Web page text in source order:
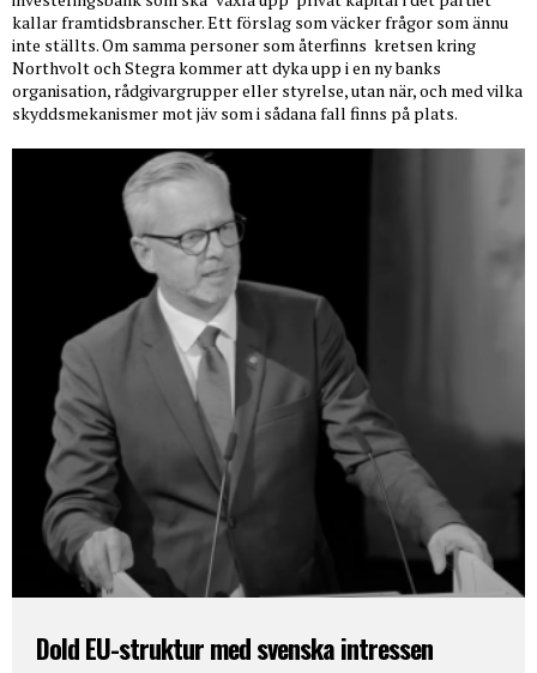
kallar framtidsbranscher. Ett förslag som väcker frågor som ännu
inte ställts. Om samma personer som återfinns kretsen kring
Northvolt och Stegra kommer att dyka upp i en ny banks
organisation, rådgivargrupper eller styrelse, utan när, och med vilka
skyddsmekanismer mot jäv som i sådana fall finns på plats.
Dold EU-struktur med svenska intressen